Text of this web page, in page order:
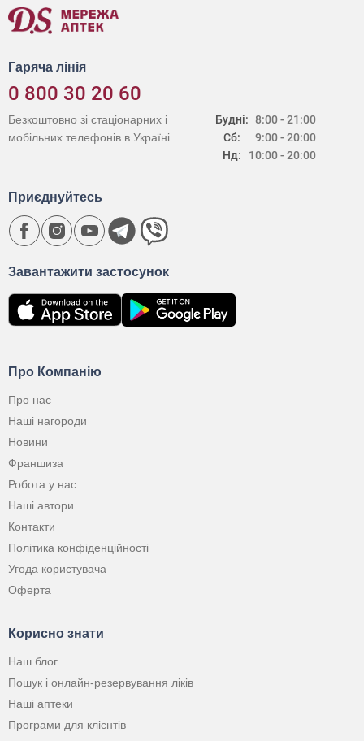
Гаряча лінія
0 800 30 20 60
Будні:
Сб:
Нд:
8:00 - 21:00
9:00 - 20:00
10:00 - 20:00
Безкоштовно зі стаціонарних і
мобільних телефонів в Україні
Про Компанію
Про нас
Наші нагороди
Новини
Франшиза
Робота у нас
Наші автори
Контакти
Політика конфіденційності
Угода користувача
Оферта
Корисно знати
Наш блог
Пошук і онлайн-резервування ліків
Наші аптеки
Програми для клієнтів
Завантажити застосунок
Приєднуйтесь